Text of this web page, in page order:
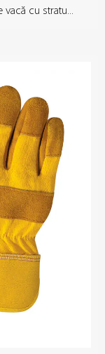
vacă cu stratu...